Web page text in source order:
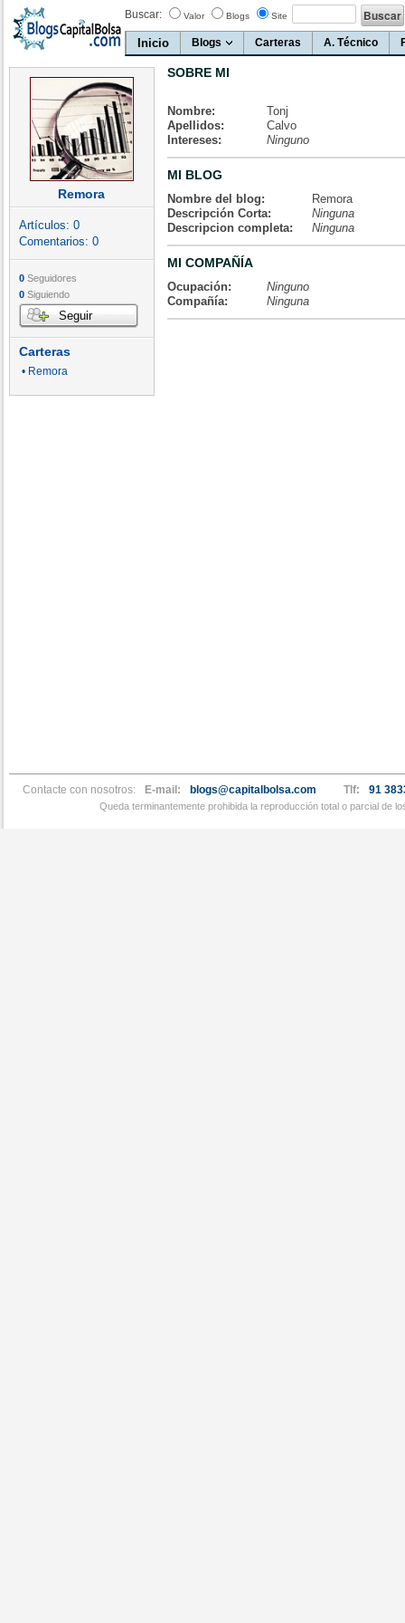
Buscar: Valor Blogs Site
Inicio Blogs Carteras A. Técnico
Remora
Artículos: 0
Comentarios: 0
0 Seguidores
0 Siguiendo
Seguir
Carteras
• Remora
SOBRE MI
Nombre:
Tonj
Apellidos:
Calvo
Intereses:
Ninguno
MI BLOG
Nombre del blog:
Remora
Descripción Corta:
Ninguna
Descripcion completa:
Ninguna
MI COMPAÑÍA
Ocupación:
Ninguno
Compañía:
Ninguna
Contacte con nosotros: E-mail: blogs@capitalbolsa.com Tlf: 91
Queda terminantemente prohibida la reproducción total o parcial de